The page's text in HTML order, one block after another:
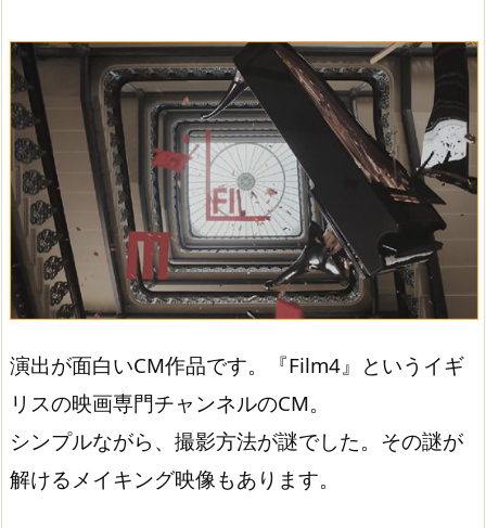
演出が面白いCM作品です。『Film4』というイギ
リスの映画専門チャンネルのCM。
シンプルながら、撮影方法が謎でした。その謎が
解けるメイキング映像もあります。